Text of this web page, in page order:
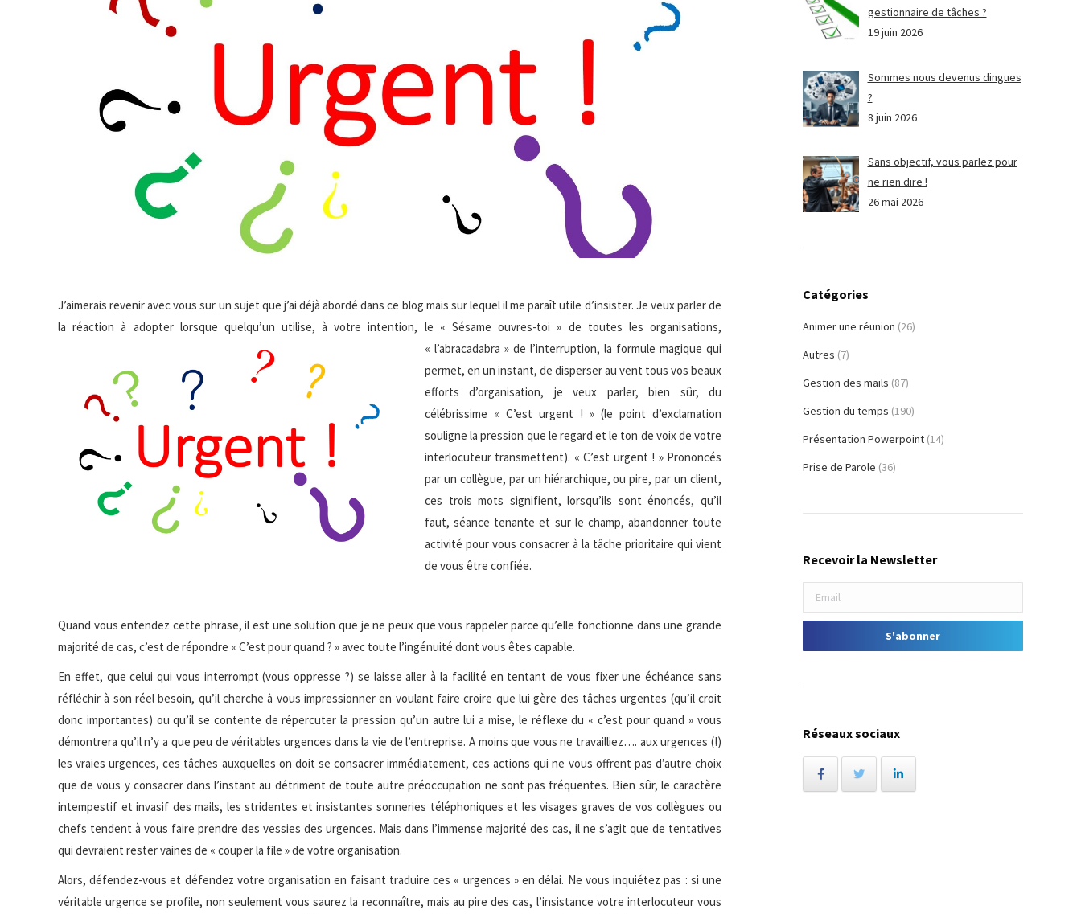
J’aimerais revenir avec vous sur un sujet que j’ai déjà abordé dans ce blog mais sur lequel il me paraît utile d’insister. Je veux parler de
la réaction à adopter lorsque quelqu’un utilise, à votre intention, le « Sésame ouvres-toi » de toutes les organisations,
« l’abracadabra » de l’interruption, la formule magique qui
permet, en un instant, de disperser au vent tous vos beaux
efforts d’organisation, je veux parler, bien sûr, du
célébrissime « C’est urgent ! » (le point d’exclamation
souligne la pression que le regard et le ton de voix de votre
interlocuteur transmettent). « C’est urgent ! » Prononcés
par un collègue, par un hiérarchique, ou pire, par un client,
ces trois mots signifient, lorsqu’ils sont énoncés, qu’il
faut, séance tenante et sur le champ, abandonner toute
activité pour vous consacrer à la tâche prioritaire qui vient
de vous être confiée.
Quand vous entendez cette phrase, il est une solution que je ne peux que vous rappeler parce qu’elle fonctionne dans une grande
majorité de cas, c’est de répondre « C’est pour quand ? » avec toute l’ingénuité dont vous êtes capable.
En effet, que celui qui vous interrompt (vous oppresse ?) se laisse aller à la facilité en tentant de vous fixer une échéance sans
réfléchir à son réel besoin, qu’il cherche à vous impressionner en voulant faire croire que lui gère des tâches urgentes (qu’il croit
donc importantes) ou qu’il se contente de répercuter la pression qu’un autre lui a mise, le réflexe du « c’est pour quand » vous
démontrera qu’il n’y a que peu de véritables urgences dans la vie de l’entreprise. A moins que vous ne travailliez…. aux urgences (!)
les vraies urgences, ces tâches auxquelles on doit se consacrer immédiatement, ces actions qui ne vous offrent pas d’autre choix
que de vous y consacrer dans l’instant au détriment de toute autre préoccupation ne sont pas fréquentes. Bien sûr, le caractère
intempestif et invasif des mails, les stridentes et insistantes sonneries téléphoniques et les visages graves de vos collègues ou
chefs tendent à vous faire prendre des vessies des urgences. Mais dans l’immense majorité des cas, il ne s’agit que de tentatives
qui devraient rester vaines de « couper la file » de votre organisation.
Alors, défendez-vous et défendez votre organisation en faisant traduire ces « urgences » en délai. Ne vous inquiétez pas : si une
véritable urgence se profile, non seulement vous saurez la reconnaître, mais au pire des cas, l’insistance votre interlocuteur vous
gestionnaire de tâches ?
19 juin 2026
Sommes nous devenus dingues
?
8 juin 2026
Sans objectif, vous parlez pour
ne rien dire !
26 mai 2026
Catégories
Animer une réunion (26)
Autres (7)
Gestion des mails (87)
Gestion du temps (190)
Présentation Powerpoint (14)
Prise de Parole (36)
Recevoir la Newsletter
Réseaux sociaux